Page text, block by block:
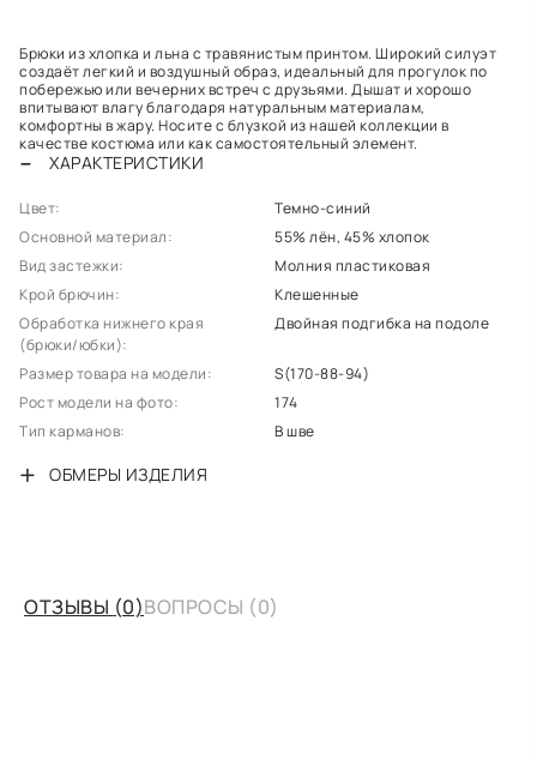
Брюки из хлопка и льна с травянистым принтом. Широкий силуэт
создаёт легкий и воздушный образ, идеальный для прогулок по
побережью или вечерних встреч с друзьями. Дышат и хорошо
впитывают влагу благодаря натуральным материалам,
комфортны в жару. Носите с блузкой из нашей коллекции в
качестве костюма или как самостоятельный элемент.
ХАРАКТЕРИСТИКИ
Цвет:
Темно-cиний
Основной материал:
55% лён, 45% хлопок
Вид застежки:
Молния пластиковая
Крой брючин:
Клешенные
Обработка нижнего края
(брюки/юбки):
Двойная подгибка на подоле
Размер товара на модели:
S(170-88-94)
Рост модели на фото:
174
Тип карманов:
В шве
ОБМЕРЫ ИЗДЕЛИЯ
ОТЗЫВЫ (0)ВОПРОСЫ (0)